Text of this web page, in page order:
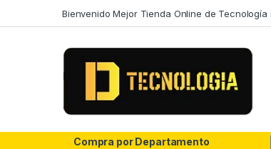
Bienvenido Mejor Tienda Online de
Compra por Departamento